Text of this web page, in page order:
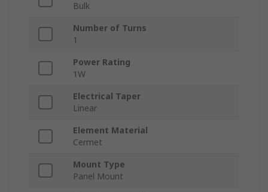
Bulk
Number of Turns
1
Power Rating
1W
Electrical Taper
Linear
Element Material
Cermet
Mount Type
Panel Mount